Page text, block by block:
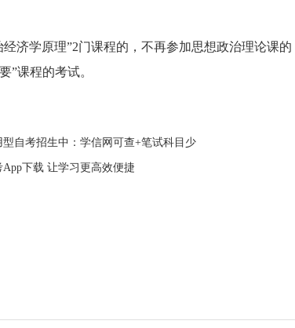
学原理”2门课程的，不再参加思想政治理论课的
”课程的考试。
型自考招生中：学信网可查+笔试科目少
App下载 让学习更高效便捷